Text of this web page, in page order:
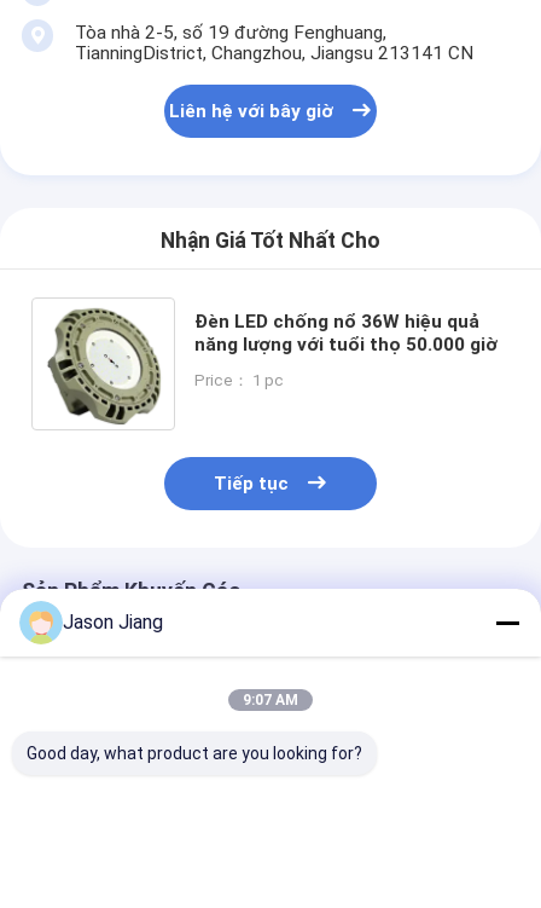
Tòa nhà 2-5, số 19 đường Fenghuang,
TianningDistrict, Changzhou, Jiangsu 213141 CN
Liên hệ với bây giờ
Nhận Giá Tốt Nhất Cho
Đèn LED chống nổ 36W hiệu quả
năng lượng với tuổi thọ 50.000 giờ
Price： 1 pc
Tiếp tục
Sản Phẩm Khuyến Cáo
Jason Jiang
9:07 AM
Good day, what product are you looking for?